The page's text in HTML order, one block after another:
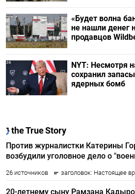
«Будет волна
не нашли денег
продавцов
NYT: Несмотря
сохранил
ядерных бомб